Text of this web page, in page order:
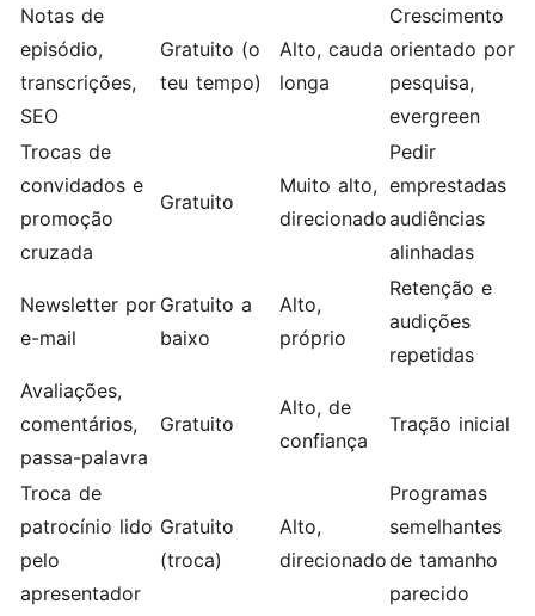
Notas de
episódio,
transcrições,
SEO
Gratuito (o
teu tempo)
Alto, cauda
longa
Crescimento
orientado por
pesquisa,
evergreen
Trocas de
convidados e
promoção
cruzada
Gratuito
Muito alto,
direcionado
Pedir
emprestadas
audiências
alinhadas
Newsletter por
e-mail
Gratuito a
baixo
Alto,
próprio
Retenção e
audições
repetidas
Avaliações,
comentários,
passa-palavra
Gratuito
Alto, de
confiança
Tração inicial
Troca de
patrocínio lido
pelo
apresentador
Gratuito
(troca)
Alto,
direcionado
Programas
semelhantes
de tamanho
parecido